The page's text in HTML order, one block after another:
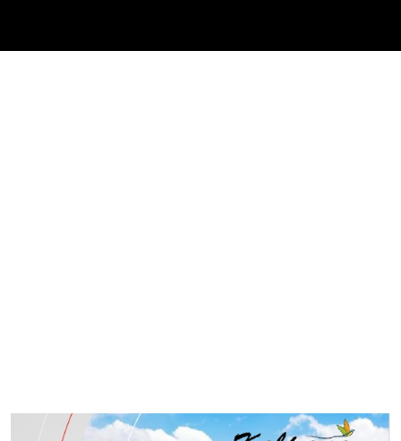
Imagen de portada